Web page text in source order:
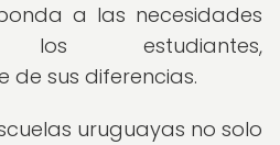
a las necesidades
estudiantes,
de sus diferencias.
uruguayas no solo